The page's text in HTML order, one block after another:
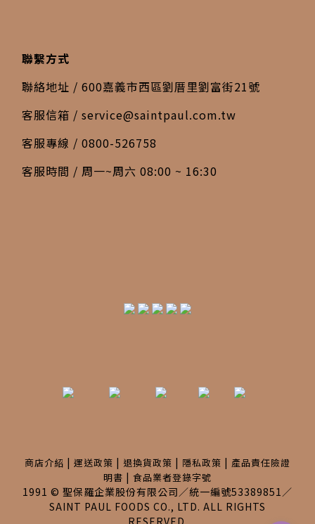
聯繫方式
聯絡地址 / 600嘉義市西區劉厝里劉富街21號
客服信箱 / service@saintpaul.com.tw
客服專線 / 0800-526758
客服時間 / 周一~周六 08:00 ~ 16:30
商店介紹 | 運送政策 | 退換貨政策 | 隱私政策 | 產品責任險證
明書 | 食品業者登錄字號
1991 © 聖保羅企業股份有限公司／統一編號53389851／
SAINT PAUL FOODS CO., LTD. ALL RIGHTS
RESERVED.